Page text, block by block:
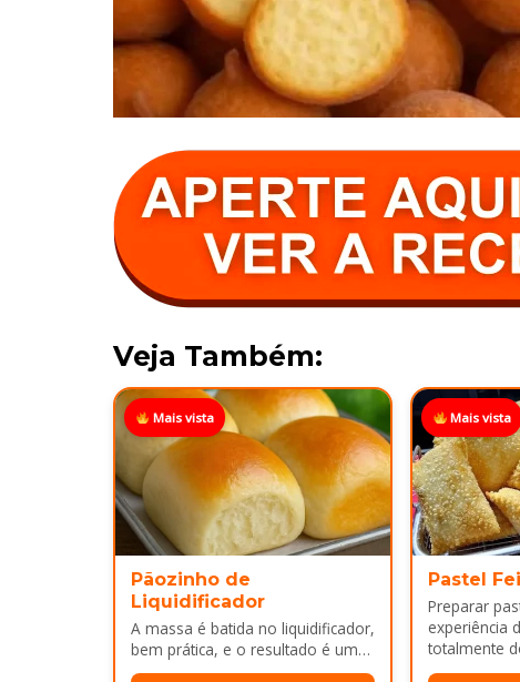
Veja Também:
Mais vista
Pãozinho de
Liquidificador
A massa é batida no liquidificador,
bem prática, e o resultado é um
pão leve, macio...
Mais vista
Pastel
Preparar
experiência
totalmente
massa, fica